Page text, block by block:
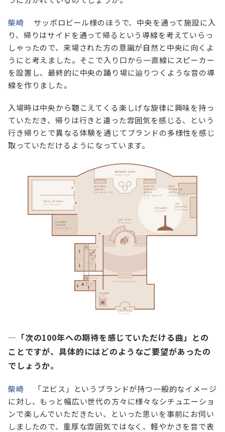
柴崎
サッポロビール様のほうで、中央を通って施設に入
り、帰りはサイドを通って帰るという導線を考えていらっ
しゃったので、来場された方の意識が自然と中央に向くよ
うにと考えました。そこで入り口から一直線にスピーカー
を設置し、最終的に中央の踊り場に辿りつくような音の導
線を作りました。
入場時は中央から聴こえてくる楽しげな旋律に興味を持っ
ていただき、帰りは行きと違った雰囲気を感じる、という
行き帰りとで異なる体験を通じてブランドの多様性を感じ
取っていただけるようになっています。
—「次の100年への期待を感じていただける曲」との
ことですが、具体的にはどのようなご要望があったの
でしょうか。
柴崎
「ヱビス」というブランドが持つ一般的なイメージ
に対し、もっと幅広い世代の方々に様々なシチュエーショ
ンで楽しんでいただきたい、といった思いを事前にお伺い
しましたので、重厚な雰囲気ではなく、軽やかさを音で表